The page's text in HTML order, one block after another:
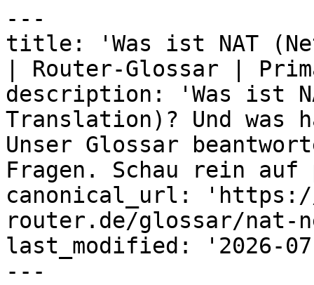
---
title: 'Was ist NAT
| Router-Glossar |
description: 'Was ist
Translation)? Und was
Unser Glossar
Fragen. Schau rein
canonical_url: 'https://
router.de/glossar/nat-
last_modified: '2026-
---